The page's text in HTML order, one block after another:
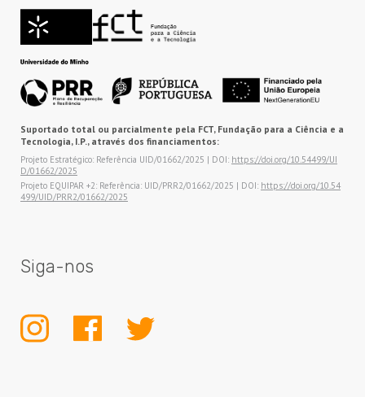
Suportado total ou parcialmente pela FCT, Fundação para a Ciência e a
Tecnologia, I.P., através dos financiamentos:
Projeto Estratégico: Referência UID/01662/2025 | DOI: https://doi.org/10.54499/UI
D/01662/2025
Projeto EQUIPAR +2: Referência: UID/PRR2/01662/2025 | DOI: https://doi.org/10.54
499/UID/PRR2/01662/2025
Siga-nos